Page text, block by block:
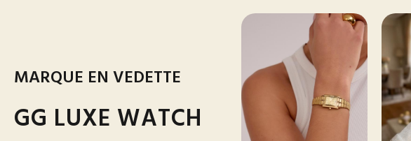
MARQUE EN VEDETTE
GG LUXE WATCH